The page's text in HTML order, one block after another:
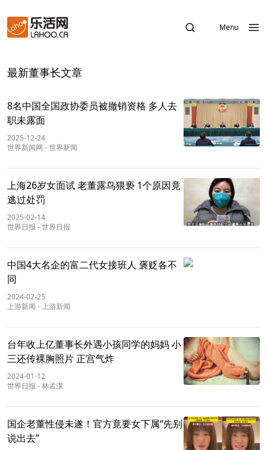
Menu
最新董事长文章
8名中国全国政协委员被撤销资格 多人去
职未露面
2025-12-24
世界新闻网 -世界新闻
上海26岁女面试 老董露鸟猥亵 1个原因竟
逃过处罚
2025-02-14
世界日报 -世界日报
中国4大名企的富二代女接班人 褒贬各不
同
2024-02-25
上游新闻 - 上游新闻
台年收上亿董事长外遇小孩同学的妈妈 小
三还传裸胸照片 正宫气炸
2024-01-12
世界日报 -林孟潔
国企老董性侵未遂！官方竟要女下属“先别
说出去”